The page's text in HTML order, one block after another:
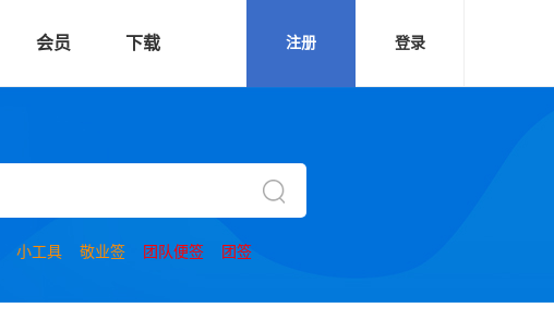
会员 下载 注册 登录
小工具 敬业签 团队便签 团签